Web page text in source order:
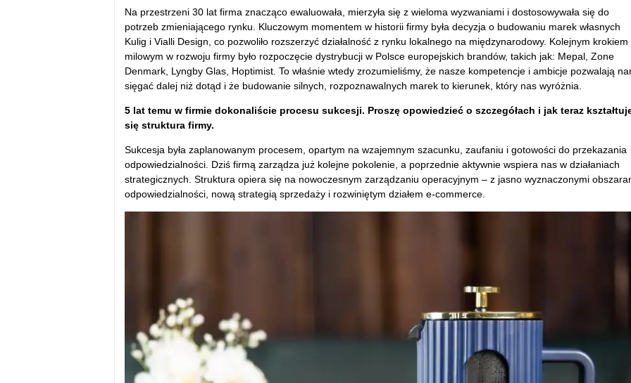
Na przestrzeni 30 lat firma znacząco ewaluowała, mierzyła się z wieloma wyzwaniami i dostosowywała się do
potrzeb zmieniającego rynku. Kluczowym momentem w historii firmy była decyzja o budowaniu marek własnych
Kulig i Vialli Design, co pozwoliło rozszerzyć działalność z rynku lokalnego na międzynarodowy. Kolejnym krokiem
milowym w rozwoju firmy było rozpoczęcie dystrybucji w Polsce europejskich brandów, takich jak: Mepal, Zone
Denmark, Lyngby Glas, Hoptimist. To właśnie wtedy zrozumieliśmy, że nasze kompetencje i ambicje pozwalają
sięgać dalej niż dotąd i że budowanie silnych, rozpoznawalnych marek to kierunek, który nas wyróżnia.
5 lat temu w firmie dokonaliście procesu sukcesji. Proszę opowiedzieć o szczegółach i jak teraz
się struktura firmy.
Sukcesja była zaplanowanym procesem, opartym na wzajemnym szacunku, zaufaniu i gotowości do przekazania
odpowiedzialności. Dziś firmą zarządza już kolejne pokolenie, a poprzednie aktywnie wspiera nas w działaniach
strategicznych. Struktura opiera się na nowoczesnym zarządzaniu operacyjnym – z jasno wyznaczonymi
odpowiedzialności, nową strategią sprzedaży i rozwiniętym działem e-commerce.